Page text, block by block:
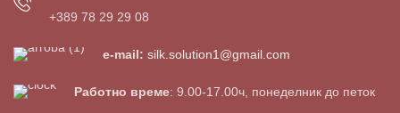
+389 78 29 29 08
e-mail: silk.solution1@gmail.com
Работно време: 9.00-17.00ч, понеделник до петок